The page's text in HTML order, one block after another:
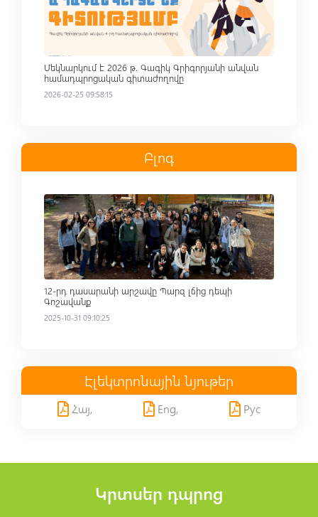
Մեկնարկում է 2026 թ. Գագիկ Գրիգորյանի անվան
համադպրոցական գիտաժողովը
2026-02-25 09:58:15
Բլոգ
Read more
12-րդ դասարանի արշավը Պարզ լճից դեպի
Գոշավանք
2025-10-31 09:10:25
Էլեկտրոնային նյութեր
Հայ, Eng, Рус
Կրտսեր դպրոց